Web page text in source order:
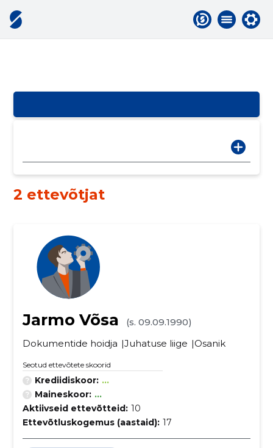
2 ettevõtjat
Jarmo Võsa
(s. 09.09.1990)
Dokumentide hoidja
Juhatuse liige Osanik
Seotud ettevõtete skoorid
Krediidiskoor: ...
Maineskoor: ...
Aktiivseid ettevõtteid: 10
Ettevõtluskogemus (aastaid): 17